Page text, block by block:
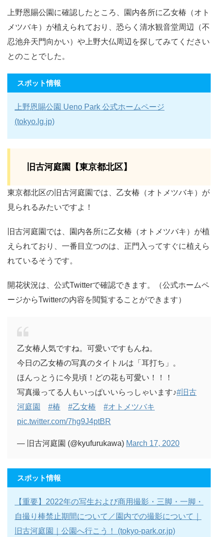
上野恩賜公園に確認したところ、園内各所に乙女椿（オト
メツバキ）が植えられており、恐らく清水観音堂周辺（不
忍池弁天門向かい）や上野大仏周辺を探してみてください
とのことでした。
スポット情報
上野恩賜公園 Ueno Park 公式ホームページ
(tokyo.lg.jp)
旧古河庭園【東京都北区】
東京都北区の旧古河庭園では、乙女椿（オトメツバキ）が
見られるみたいですよ！
旧古河庭園では、園内各所に乙女椿（オトメツバキ）が植
えられており、一番目立つのは、正門入ってすぐに植えら
れているそうです。
開花状況は、公式Twitterで確認できます。（公式ホームペ
ージからTwitterの内容を閲覧することができます）
乙女椿人気ですね。可愛いですもんね。
今日の乙女椿の写真のタイトルは「耳打ち」。
ほんっとうに今見頃！どの花も可愛い！！！
写真撮ってる人もいっぱいいらっしゃいます♪#旧古
河庭園
#椿 #乙女椿
#オトメツバキ
pic.twitter.com/7hg9J4ptBR
— 旧古河庭園 (@kyufurukawa) March 17, 2020
スポット情報
【重要】2022年の写生および商用撮影・三脚・一脚・
自撮り棒禁止期間について／園内での撮影について｜
旧古河庭園｜公園へ行こう！ (tokyo-park.or.jp)